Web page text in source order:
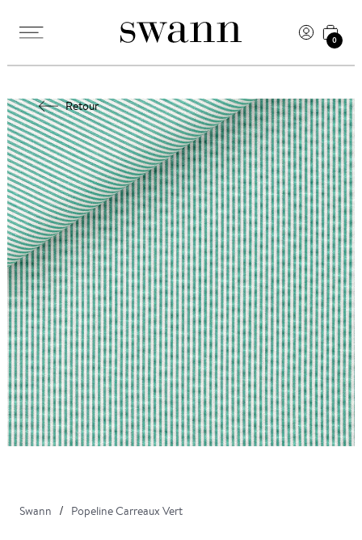
0
Retour
Swann Popeline Carreaux Vert